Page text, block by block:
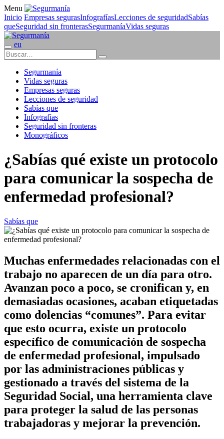
Menu
Inicio Empresas segurasInfografíasLecciones de seguridadSabías
queSeguridad sin fronterasSegurmaníaVidas seguras
eu
Segurmanía
Vidas seguras
Empresas seguras
Lecciones de seguridad
Sabías que
Infografías
Seguridad sin fronteras
Monográficos
¿Sabías qué existe un protocolo
para comunicar la sospecha de
enfermedad profesional?
Sabías que
Muchas enfermedades relacionadas con el
trabajo no aparecen de un día para otro.
Avanzan poco a poco, se cronifican y, en
demasiadas ocasiones, acaban etiquetadas
como dolencias “comunes”. Para evitar
que esto ocurra, existe un protocolo
específico de comunicación de sospecha
de enfermedad profesional, impulsado
por las administraciones públicas y
gestionado a través del sistema de la
Seguridad Social, una herramienta clave
para proteger la salud de las personas
trabajadoras y mejorar la prevención.